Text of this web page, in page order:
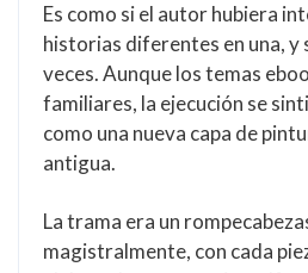
Es como si el autor hubiera
historias diferentes en una, y
veces. Aunque los temas
familiares, la ejecución se
como una nueva capa de
antigua.
La trama era un
magistralmente, con cada